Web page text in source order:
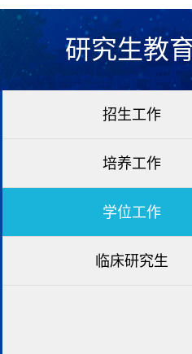
研究生教
招生工作
培养工作
学位工作
临床研究生